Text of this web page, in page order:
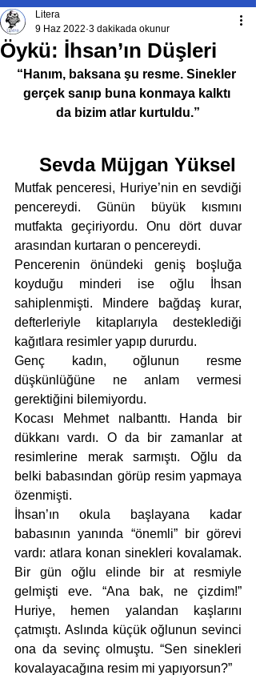
Öykü: İhsan’ın Düşleri
Litera
9 Haz 2022 3 dakikada okunur
“Hanım, baksana şu resme. Sinekler
gerçek sanıp buna konmaya kalktı
da bizim atlar kurtuldu.”
Sevda Müjgan Yüksel
Mutfak penceresi, Huriye’nin en sevdiği
pencereydi. Günün büyük kısmını
mutfakta geçiriyordu. Onu dört duvar
arasından kurtaran o pencereydi.
Pencerenin önündeki geniş boşluğa
koyduğu minderi ise oğlu İhsan
sahiplenmişti. Mindere bağdaş kurar,
defterleriyle kitaplarıyla desteklediği
kağıtlara resimler yapıp dururdu.
Genç kadın, oğlunun resme
düşkünlüğüne ne anlam vermesi
gerektiğini bilemiyordu.
Kocası Mehmet nalbanttı. Handa bir
dükkanı vardı. O da bir zamanlar at
resimlerine merak sarmıştı. Oğlu da
belki babasından görüp resim yapmaya
özenmişti.
İhsan’ın okula başlayana kadar
babasının yanında “önemli” bir görevi
vardı: atlara konan sinekleri kovalamak.
Bir gün oğlu elinde bir at resmiyle
gelmişti eve. “Ana bak, ne çizdim!”
Huriye, hemen yalandan kaşlarını
çatmıştı. Aslında küçük oğlunun sevinci
ona da sevinç olmuştu. “Sen sinekleri
kovalayacağına resim mi yapıyorsun?”